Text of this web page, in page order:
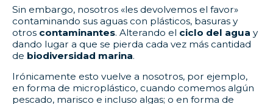
Sin embargo, nosotros «les devolvemos el favor»
contaminando sus aguas con plásticos, basuras y
otros contaminantes. Alterando el ciclo del agua y
dando lugar a que se pierda cada vez más cantidad
de biodiversidad marina.
Irónicamente esto vuelve a nosotros, por ejemplo,
en forma de microplástico, cuando comemos algún
pescado, marisco e incluso algas; o en forma de